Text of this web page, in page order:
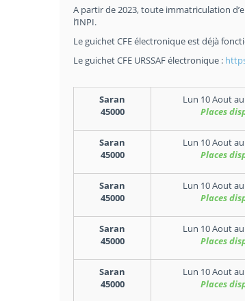
A partir de 2023, toute immatriculation
l’INPI.
Le guichet CFE électronique est déjà
Le guichet CFE URSSAF électronique :
Saran
45000
Lun 10 Aoutau
Places
Saran
45000
Lun 10 Aoutau
Places
Saran
45000
Lun 10 Aoutau
Places
Saran
45000
Lun 10 Aoutau
Places
Saran
45000
Lun 10 Aoutau
Places